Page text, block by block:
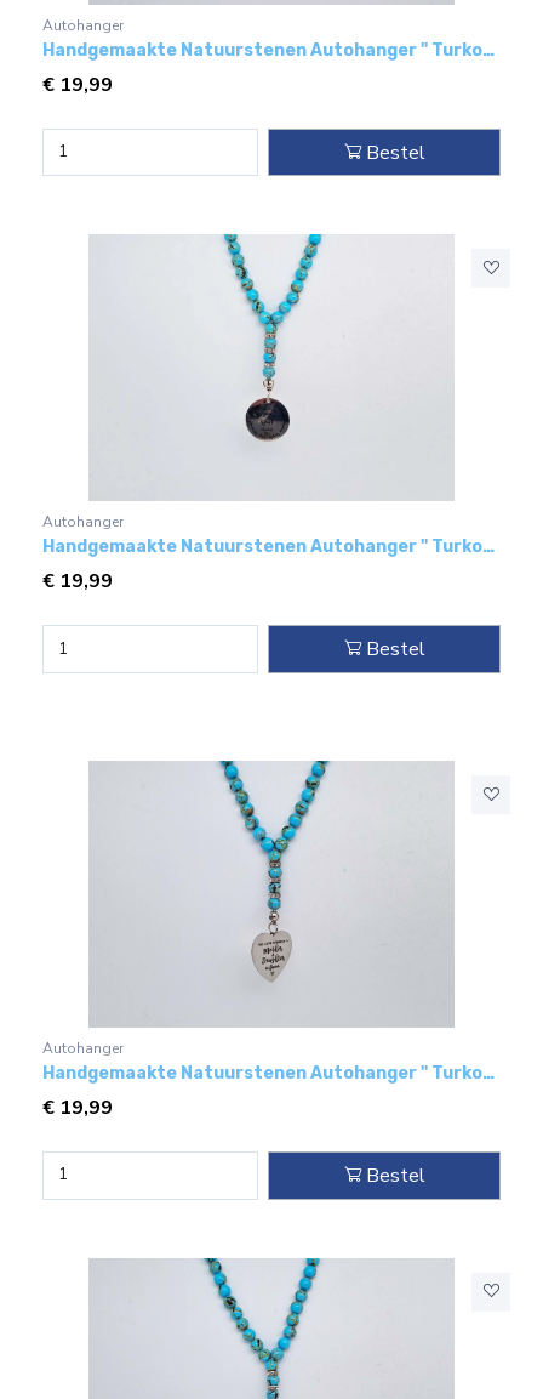
Autohanger
Handgemaakte Natuurstenen Autohanger " Turkoois bakeliet"- Met metaal hanger - " Mom"
€ 19,99
Bestel
Autohanger
Handgemaakte Natuurstenen Autohanger " Turkoois bakeliet"- Met metaal hanger - " Mijn vader"
€ 19,99
Bestel
Autohanger
Handgemaakte Natuurstenen Autohanger " Turkoois bakeliet"- Met metaal hanger - " Moeder van de dochter van de vader"
€ 19,99
Bestel